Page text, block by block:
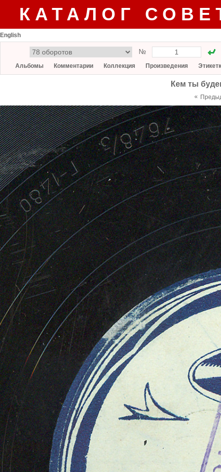
КАТАЛОГ
English
№
Альбомы Комментарии Коллекция Произведения
Кем ты
«